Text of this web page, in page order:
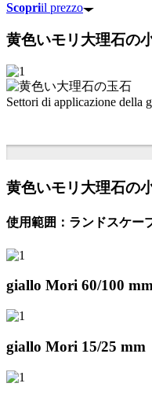
Scopriil prezzo
黄色いモリ大理石の
Settori di applicazione della
黄色いモリ大理石の
使用範囲：ランドスケー
giallo Mori 60/100
giallo Mori 15/25 mm